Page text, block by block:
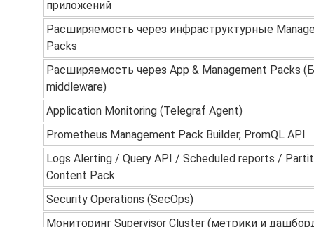
приложений
Расширяемость через инфраструктурные
Packs
Расширяемость через App & Management Packs
middleware)
Application Monitoring (Telegraf Agent)
Prometheus Management Pack Builder, PromQL API
Logs Alerting / Query API / Scheduled reports /
Content Pack
Security Operations (SecOps)
Мониторинг Supervisor Cluster (метрики и